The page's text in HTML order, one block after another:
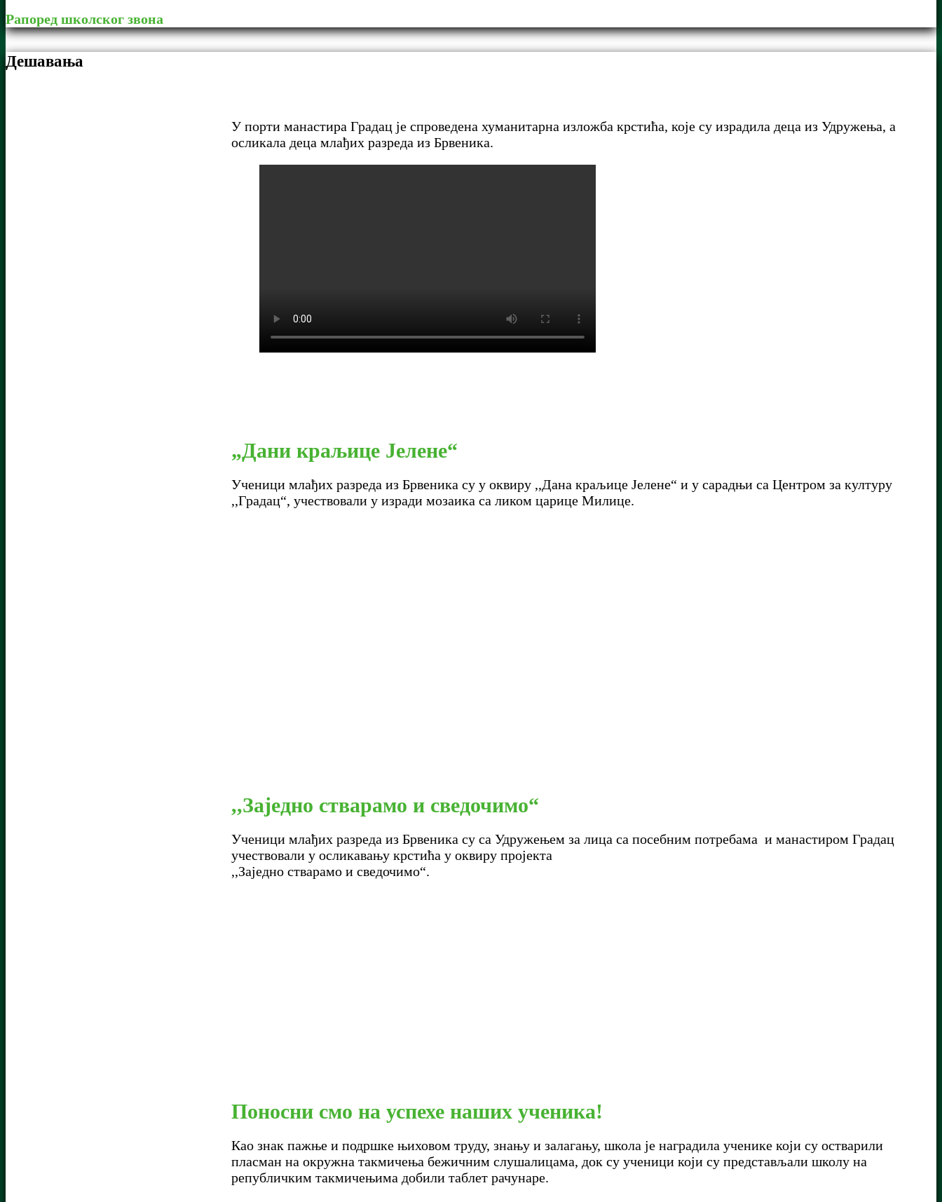
Рапоред школског звона
Дешавања
У порти манастира Градац је спроведена хуманитарна изложба крстића, које су израдила деца из Удружења, а
осликала деца млађих разреда из Брвеника.
„Дани краљице Јелене“
Ученици млађих разреда из Брвеника су у оквиру ,,Дана краљице Јелене“ и у сарадњи са Центром за културу
,,Градац“, учествовали у изради мозаика са ликом царице Милице.
,,Заједно стварамо и сведочимо“
Ученици млађих разреда из Брвеника су са Удружењем за лица са посебним потребама и манастиром Градац
учествовали у осликавању крстића у оквиру пројекта
,,Заједно стварамо и сведочимо“.
Поносни смо на успехе наших ученика!
Као знак пажње и подршке њиховом труду, знању и залагању, школа је наградила ученике који су остварили
пласман на окружна такмичења бежичним слушалицама, док су ученици који су представљали школу на
републичким такмичењима добили таблет рачунаре.